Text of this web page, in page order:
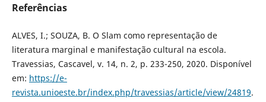
Referências
ALVES, I.; SOUZA, B. O Slam como representação de
literatura marginal e manifestação cultural na escola.
Travessias, Cascavel, v. 14, n. 2, p. 233-250, 2020. Disponível
em: https://e-
revista.unioeste.br/index.php/travessias/article/view/24819.